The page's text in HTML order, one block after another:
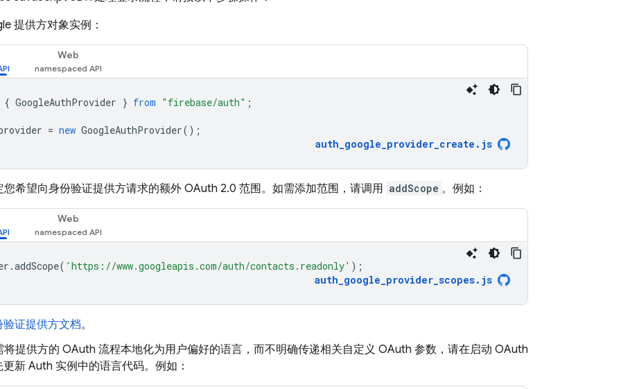
提供方对象实例：
Web
{ GoogleAuthProvider } from "firebase/auth" ;
= new GoogleAuthProvider();
auth_google_provider_create . js
您希望向身份验证提供方请求的额外 OAuth 2.0 范围。如需添加范围，请调用 addScope 。例如：
Web
.addScope( 'https://www.googleapis.com/auth/contacts.readonly' );
auth_google_provider_scopes. js
验证提供方文档。
将提供方的 OAuth 流程本地化为用户偏好的语言，而不明确传递相关自定义 OAuth 参数，请在启动 OAuth
更新 Auth 实例中的语言代码。例如：